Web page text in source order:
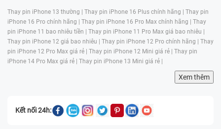
Thay pin iPhone 13 thường | Thay pin iPhone 16 Plus chính hãng | Thay pin
iPhone 16 Pro chính hãng | Thay pin iPhone 16 Pro Max chính hãng | Thay
pin iPhone 11 bao nhiêu tiền | Thay pin iPhone 11 Pro Max giá bao nhiêu |
Thay pin iPhone 12 giá bao nhiêu | Thay pin iPhone 12 Pro chính hãng | Thay
pin iPhone 12 Pro Max giá rẻ | Thay pin iPhone 12 Mini giá rẻ | Thay pin
iPhone 14 Pro Max giá rẻ | Thay pin iPhone 13 Mini giá rẻ |
Xem thêm
Kết nối 24h: